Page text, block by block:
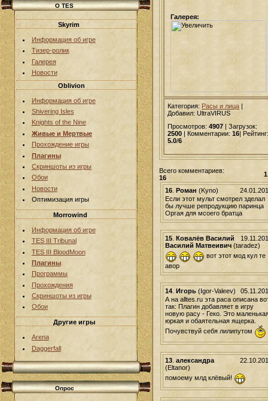
О TES
Skyrim
Информация об игре
Тизер-ролик
Галерея
Новости
Oblivion
Информация об игре
Shivering Isles
Knights of the Nine
Живые и Мертвые
Прохождение игры
Плагины
Скриншоты из игры
Обои
Новости
Оптимизация игры
Morrowind
Информация об игре
TES III Tribunal
TES III BloodMoon
Плагины
Программы
Прохождения
Скриншоты из игры
Обои
Другие игры
Arena
Daggerfall
Опрос
Галерея:
Категория: Расы и лица |
Добавил: UltraVIRUS
Просмотров: 4907 | Загрузок:
2500 | Комментарии: 16 | Рейтинг:
5.0/6
Всего комментариев:
16
1
16 Роман (Kyno)
Если этот мульт смотрел зделал
бы лучше репродукцию паринца
Оргая для мсоего братца
15 Ковалёв Василий
Василий Матвеивич (taradez)
вот этот мод кул те
авор
14 Игорь (Igor-Valeev)
А на alltes.ru эта раса описана
так: Плагин добавляет в игру
новую расу - Геко. Это
юркая и обаятельная ящерка.
Почувствуй себя лилипутом
13 александра
(Eltanor)
помоему млд клёвый!